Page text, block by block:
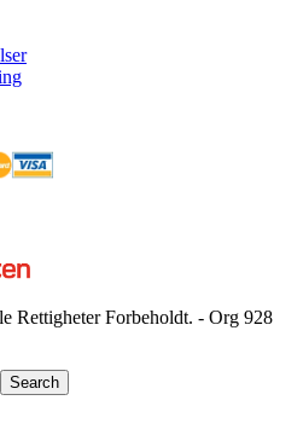
Rettigheter Forbeholdt. - Org 928
Search